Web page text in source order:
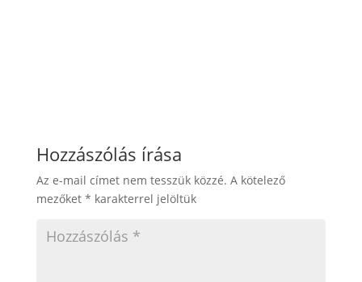
Hozzászólás írása
Az e-mail címet nem tesszük közzé. A kötelező
mezőket * karakterrel jelöltük